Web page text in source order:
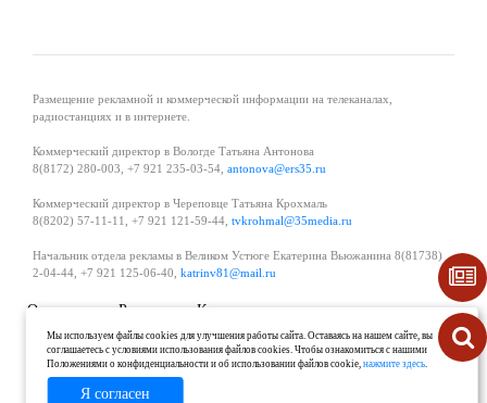
Размещение рекламной и коммерческой информации на телеканалах,
радиостанциях и в интернете.
Коммерческий директор в Вологде Татьяна Антонова
8(8172) 280-003, +7 921 235-03-54, antonova@ers35.ru
Коммерческий директор в Череповце Татьяна Крохмаль
8(8202) 57-11-11, +7 921 121-59-44, tvkrohmal@35media.ru
Начальник отдела рекламы в Великом Устюге Екатерина Вьюжанина 8(81738)
2-04-44, +7 921 125-06-40, katrinv81@mail.ru
О проекте Реклама
Контакты
Политика в области обработки и защиты персональных данных
Мы используем файлы cookies для улучшения работы сайта. Оставаясь на нашем сайте, вы
соглашаетесь с условиями использования файлов cookies. Чтобы ознакомиться с нашими
Положениями о конфиденциальности и об использовании файлов cookie,нажмите здесь.
Я согласен